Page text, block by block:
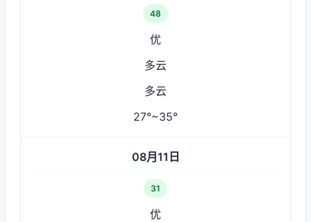
48
优
多云
多云
27°~35°
08月11日
31
优